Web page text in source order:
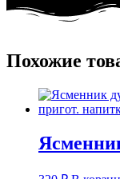
Похожие